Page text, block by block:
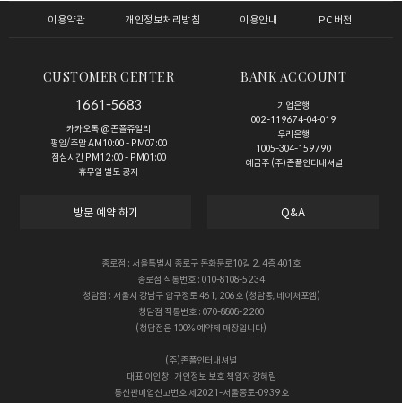
이용약관 개인정보처리방침 이용안내 PC버전
CUSTOMER CENTER
1661-5683
카카오톡 @존폴쥬얼리
평일/주말 AM10:00 - PM07:00
점심시간 PM12:00 - PM01:00
휴무일 별도 공지
BANK ACCOUNT
기업은행
002-119674-04-019
우리은행
1005-304-159790
예금주 (주)존폴인터내셔널
방문 예약 하기 Q&A
종로점 : 서울특별시 종로구 돈화문로10길 2, 4층 401호
종로점 직통번호 : 010-8108-5234
청담점 : 서울시 강남구 압구정로 461, 206호 (청담동, 네이처포엠)
청담점 직통번호 : 070-8808-2200
(청담점은 100% 예약제 매장입니다)
(주)존폴인터내셔널
대표 이인창 개인정보 보호 책임자강혜림
통신판매업신고번호제2021-서울종로-0939호